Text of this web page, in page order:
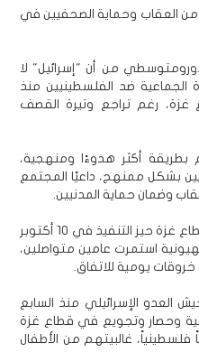
العقاب وحماية الصحفيين في
من أن "إسرائيل" لا
الجماعية ضد الفلسطينيين منذ
غزة، رغم تراجع وتيرة القصف
بطريقة أكثر هدوءًا ومنهجية،
بشكل ممنهج، داعيًا المجتمع
وضمان حماية المدنيين.
ودخل اتفاق وقف إطلاق النار في قطاع غزة حيز التنفيذ في 10 أكتوبر
استمرت عامين متواصلين،
يومية للاتفاق.
العدو الإسرائيلي منذ السابع
إبادة جماعية وحصار وتجويع في قطاع غزة
استشهاد 68,865 مدنياً فلسطينياً، غالبيتهم من الأطفال